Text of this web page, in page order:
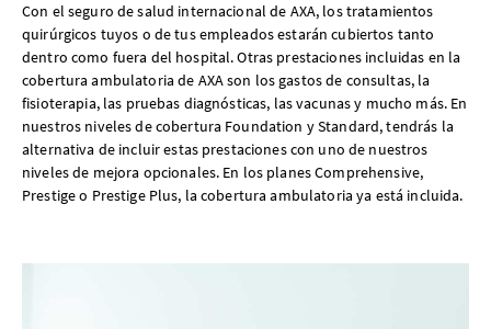
Con el seguro de salud internacional de AXA, los tratamientos
quirúrgicos tuyos o de tus empleados estarán cubiertos tanto
dentro como fuera del hospital. Otras prestaciones incluidas en la
cobertura ambulatoria de AXA son los gastos de consultas, la
fisioterapia, las pruebas diagnósticas, las vacunas y mucho más. En
nuestros niveles de cobertura Foundation y Standard, tendrás la
alternativa de incluir estas prestaciones con uno de nuestros
niveles de mejora opcionales. En los planes Comprehensive,
Prestige o Prestige Plus, la cobertura ambulatoria ya está incluida.